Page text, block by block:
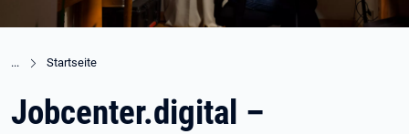
Startseite
Jobcenter.digital –